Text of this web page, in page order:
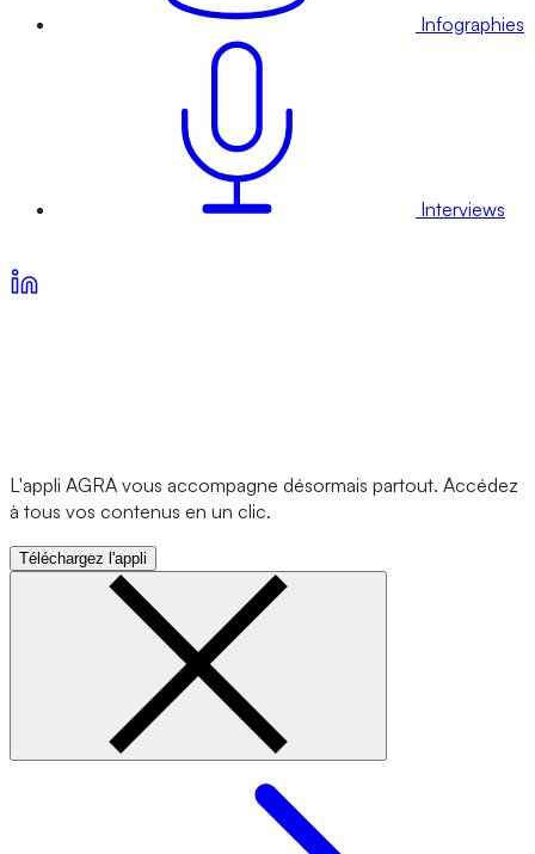
Infographies
Interviews
L'appli AGRA vous accompagne désormais partout. Accédez
à tous vos contenus en un clic.
Téléchargez l'appli